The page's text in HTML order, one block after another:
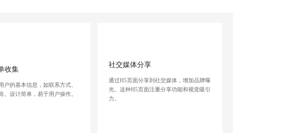
收集
户的基本信息，如联系方式、
。设计简单，易于用户操作。
社交媒体分享
通过H5页面分享到社交媒体，增加品牌曝
光。这种H5页面注重分享功能和视觉吸引
力。